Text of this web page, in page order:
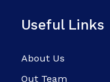
Useful Links
About Us
Out Team